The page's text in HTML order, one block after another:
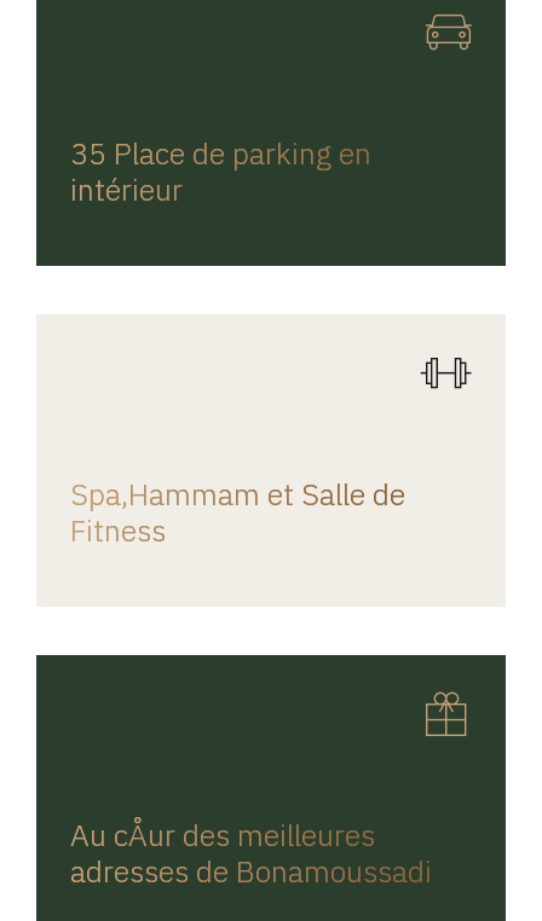
35 Place de parking en
intérieur
Spa,Hammam et Salle de
Fitness
Au cÅur des meilleures
adresses de Bonamoussadi